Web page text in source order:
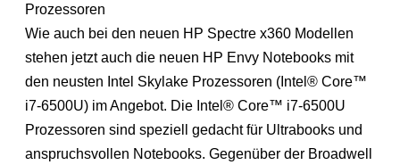
Wie auch bei den neuen HP Spectre x360 Modellen
stehen jetzt auch die neuen HP Envy Notebooks mit
den neusten Intel Skylake Prozessoren (Intel® Core™
i7-6500U) im Angebot. Die Intel® Core™ i7-6500U
Prozessoren sind speziell gedacht für Ultrabooks und
anspruchsvollen Notebooks. Gegenüber der Broadwell